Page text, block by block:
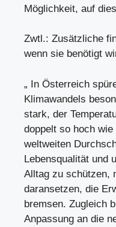
Möglichkeit, auf
Zwtl.: Zusätzliche
wenn sie benötigt
„ In Österreich
Klimawandels
stark, der
doppelt so hoch wie
weltweiten
Lebensqualität und
Alltag zu schützen,
daransetzen, die
bremsen. Zugleich
Anpassung an die